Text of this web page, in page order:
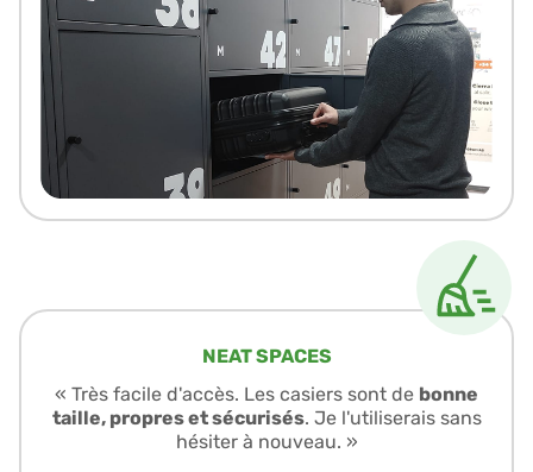
NEAT SPACES
« Très facile d'accès. Les casiers sont de bonne
taille, propres et sécurisés. Je l'utiliserais sans
hésiter à nouveau. »